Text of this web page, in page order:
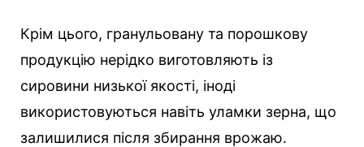
Крім цього, гранульовану та порошкову
продукцію нерідко виготовляють із
сировини низької якості, іноді
використовуються навіть уламки зерна, що
залишилися після збирання врожаю.